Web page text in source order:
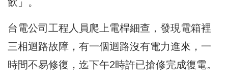
台電公司工程人員爬上電桿細查，發現電箱裡
三相迴路故障，有一個迴路沒有電力進來，一
時間不易修復，迄下午2時許已搶修完成復電。